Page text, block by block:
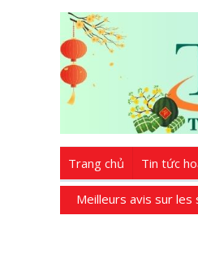
Trang chủ Tin tức
Meilleurs avis sur